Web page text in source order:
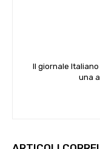
Il giornale
una a